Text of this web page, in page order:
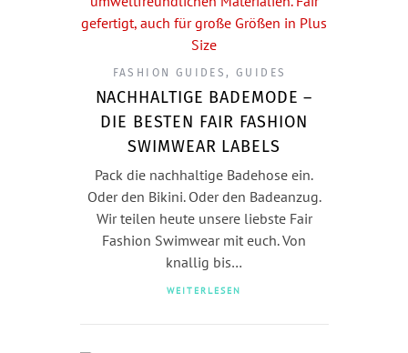
FASHION GUIDES, GUIDES
NACHHALTIGE BADEMODE –
DIE BESTEN FAIR FASHION
SWIMWEAR LABELS
Pack die nachhaltige Badehose ein.
Oder den Bikini. Oder den Badeanzug.
Wir teilen heute unsere liebste Fair
Fashion Swimwear mit euch. Von
knallig bis…
WEITERLESEN